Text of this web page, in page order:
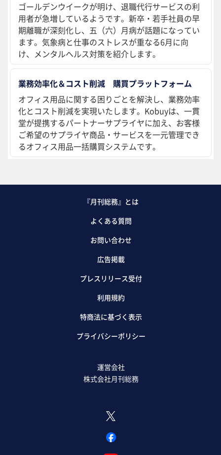
ゴールデンウイークが明け、退職代行サービスの利
用者が急増しているようです。新卒・若手社員の早
期離職が深刻化し、五（六）月病が話題になってい
ます。気象病と仕事のストレスが重なる6月に向
け、メンタルヘルス対策を紹介します。
業務効率化＆コスト削減 購買プラットフォーム
オフィス用品に関する困りごとを解決し、業務効率
化とコスト削減を実現いたします。Kobuyは、一貫
堂が提携するパートナーサプライヤに加え、お客様
ご希望のサプライヤ商品・サービスを一元管理でき
るオフィス用品一括購買システムです。
『月刊総務』とは
よくある質問
お問い合わせ
広告掲載
プレスリリース受付
利用規約
特商法に基づく表示
プライバシーポリシー
運営会社
株式会社月刊総務